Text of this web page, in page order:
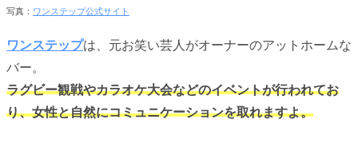
写真： ワンステップ公式サイト
ワンステップは、元お笑い芸人がオーナーのアットホームな
バー。
ラグビー観戦やカラオケ大会などのイベントが行われてお
り、女性と自然にコミュニケーションを取れますよ。